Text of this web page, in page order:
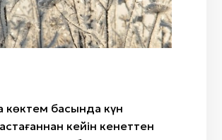
мұрындық
көктем басында күн
кейін кенеттен